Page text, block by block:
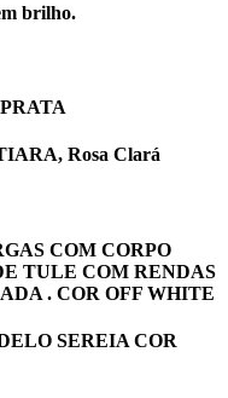
brilho.
Rosa Clará
COM CORPO
TULE COM RENDAS
. COR OFF WHITE
SEREIA COR